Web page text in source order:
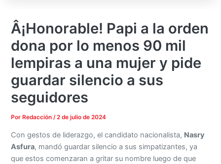
Â¡Honorable! Papi a la orden
dona por lo menos 90 mil
lempiras a una mujer y pide
guardar silencio a sus
seguidores
Por Redacción/2 de julio de 2024
Con gestos de liderazgo, el candidato nacionalista, Nasry
Asfura, mandó guardar silencio a sus simpatizantes, ya
que estos comenzaran a gritar su nombre luego de que